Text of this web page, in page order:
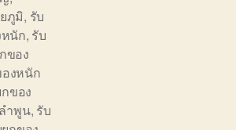
ภูมิ, รับ
หนัก, รับ
ของ
งหนัก
ของ
ำพูน, รับ